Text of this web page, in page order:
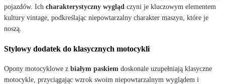
pojazdów. Ich charakterystyczny wygląd czyni je kluczowym elementem
kultury vintage, podkreślając niepowtarzalny charakter maszyn, które je
noszą.
Stylowy dodatek do klasycznych motocykli
Opony motocyklowe z białym paskiem doskonale uzupełniają klasyczne
motocykle, przyciągając wzrok swoim niepowtarzalnym wyglądem i